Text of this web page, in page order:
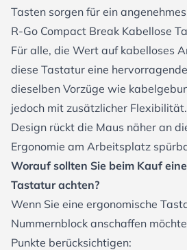
Tasten sorgen für ein
R-Go Compact Break Kabellose
Für alle, die Wert auf kabelloses
diese Tastatur eine
dieselben Vorzüge wie
jedoch mit zusätzlicher
Design rückt die Maus näher an
Ergonomie am Arbeitsplatz
Worauf sollten Sie beim Kauf
Tastatur achten?
Wenn Sie eine ergonomische
Nummernblock anschaffen
Punkte berücksichtigen: